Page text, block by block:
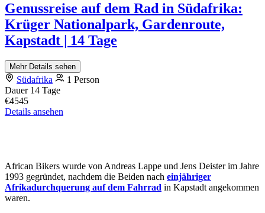
Genussreise auf dem Rad in Südafrika:
Krüger Nationalpark, Gardenroute,
Kapstadt | 14 Tage
Mehr Details sehen
Südafrika
1 Person
Dauer 14 Tage
€4545
Details ansehen
African Bikers wurde von Andreas Lappe und Jens Deister im Jahre
1993 gegründet, nachdem die Beiden nach einjähriger
Afrikadurchquerung auf dem Fahrrad in Kapstadt angekommen
waren.